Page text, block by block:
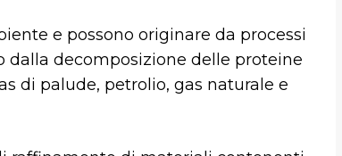
e possono originare da processi
dalla decomposizione delle proteine
di palude, petrolio, gas naturale e